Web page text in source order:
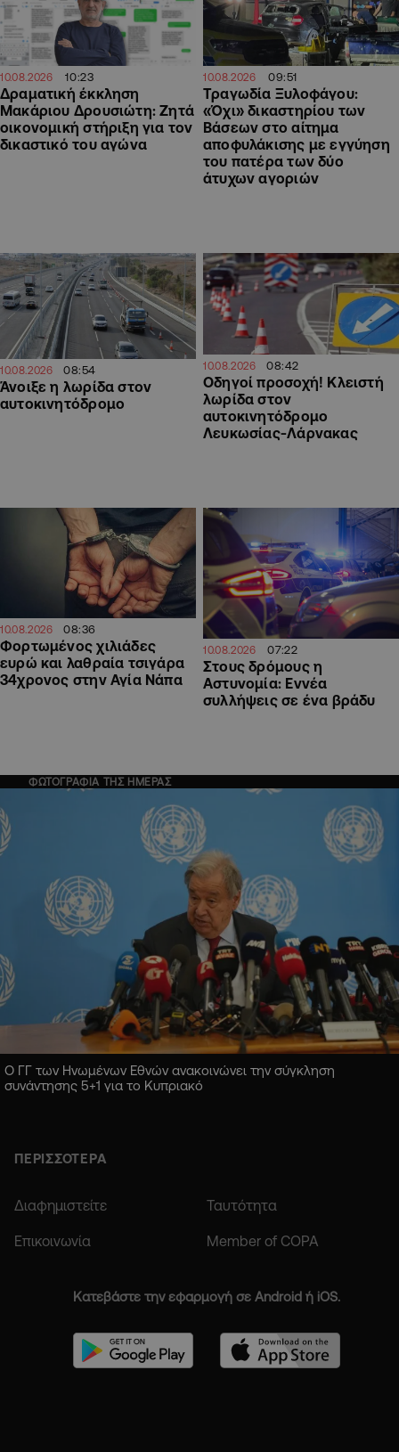
10.08.2026 10:23
Δραματική έκκληση
Μακάριου Δρουσιώτη: Ζητά
οικονομική στήριξη για τον
δικαστικό του αγώνα
10.08.2026 09:51
Τραγωδία Ξυλοφάγου:
«Όχι» δικαστηρίου των
Βάσεων στο αίτημα
αποφυλάκισης με εγγύηση
του πατέρα των δύο
άτυχων αγοριών
10.08.2026 08:54
Άνοιξε η λωρίδα στον
αυτοκινητόδρομο
10.08.2026 08:42
Οδηγοί προσοχή! Κλειστή
λωρίδα στον
αυτοκινητόδρομο
Λευκωσίας-Λάρνακας
10.08.2026 08:36
Φορτωμένος χιλιάδες
ευρώ και λαθραία τσιγάρα
34χρονος στην Αγία Νάπα
10.08.2026 07:22
Στους δρόμους η
Αστυνομία: Εννέα
συλλήψεις σε ένα βράδυ
ΦΩΤΟΓΡΑΦΙΑ ΤΗΣ ΗΜΕΡΑΣ
Ο ΓΓ των Ηνωμένων Εθνών ανακοινώνει την σύγκληση
συνάντησης 5+1 για το Κυπριακό
ΠΕΡΙΣΣΟΤΕΡΑ
Διαφημιστείτε Ταυτότητα
Επικοινωνία Member of COPA
Κατεβάστε την εφαρμογή σε Android ή iOS.